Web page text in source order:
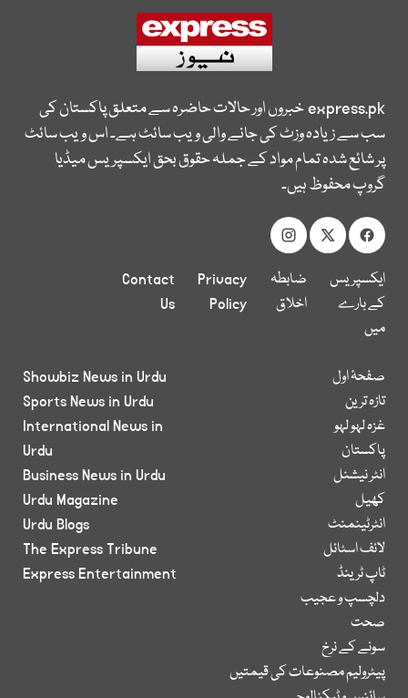
express.pkخبروں اور حالات حاضرہ سے متعلق پاکستان کی
سب سے زیادہ وزٹ کی جانے والی ویب سائٹ ہے۔ اس ویب سائٹ
پر شائع شدہ تمام مواد کے جملہ حقوق بحق ایکسپریس میڈیا
گروپ محفوظ ہیں۔
ایکسپریس
کے بارے
میں
ضابطہ
اخلاق
Privacy
Policy
Contact
Us
صفحۂ اول
تازہ ترین
غزہ لہو لہو
پاکستان
انٹر نیشنل
کھیل
انٹرٹینمنٹ
لائف اسٹائل
ٹاپ ٹرینڈ
دلچسپ و عجیب
صحت
سونے کے نرخ
پیٹرولیم مصنوعات کی قیمتیں
Showbiz News in Urdu
Sports News in Urdu
International News in
Urdu
Business News in Urdu
Urdu Magazine
Urdu Blogs
The Express Tribune
Express Entertainment